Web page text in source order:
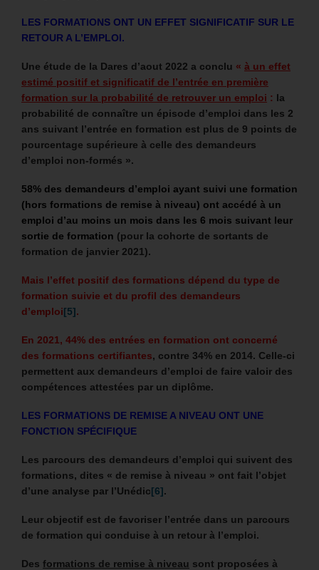
LES FORMATIONS ONT UN EFFET SIGNIFICATIF SUR LE
RETOUR A L’EMPLOI.
Une étude de la Dares d’aout 2022 a conclu « à un effet
estimé positif et significatif de l’entrée en première
formation sur la probabilité de retrouver un emploi : la
probabilité de connaître un épisode d’emploi dans les 2
ans suivant l’entrée en formation est plus de 9 points de
pourcentage supérieure à celle des demandeurs
d’emploi non-formés ».
58% des demandeurs d’emploi ayant suivi une formation
(hors formations de remise à niveau) ont accédé à un
emploi d’au moins un mois dans les 6 mois suivant leur
sortie de formation (pour la cohorte de sortants de
formation de janvier 2021).
Mais l’effet positif des formations dépend du type de
formation suivie et du profil des demandeurs
d’emploi[5].
En 2021, 44% des entrées en formation ont concerné
des formations certifiantes, contre 34% en 2014. Celle-ci
permettent aux demandeurs d’emploi de faire valoir des
compétences attestées par un diplôme.
LES FORMATIONS DE REMISE A NIVEAU ONT UNE
FONCTION SPÉCIFIQUE
Les parcours des demandeurs d’emploi qui suivent des
formations, dites « de remise à niveau » ont fait l’objet
d’une analyse par l’Unédic[6].
Leur objectif est de favoriser l’entrée dans un parcours
de formation qui conduise à un retour à l’emploi.
Des formations de remise à niveau sont proposées à